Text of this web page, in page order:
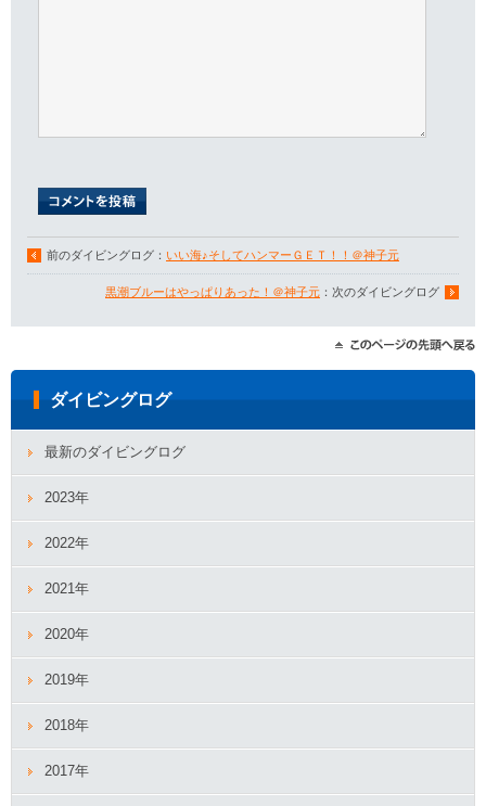
前のダイビングログ： いい海♪そしてハンマーＧＥＴ！！＠神子元
黒潮ブルーはやっぱりあった！＠神子元 ：次のダイビングログ
ダイビングログ
最新のダイビングログ
2023年
2022年
2021年
2020年
2019年
2018年
2017年